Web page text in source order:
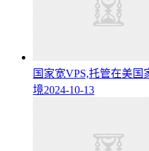
国家宽VPS,托管在美国
境2024-10-13